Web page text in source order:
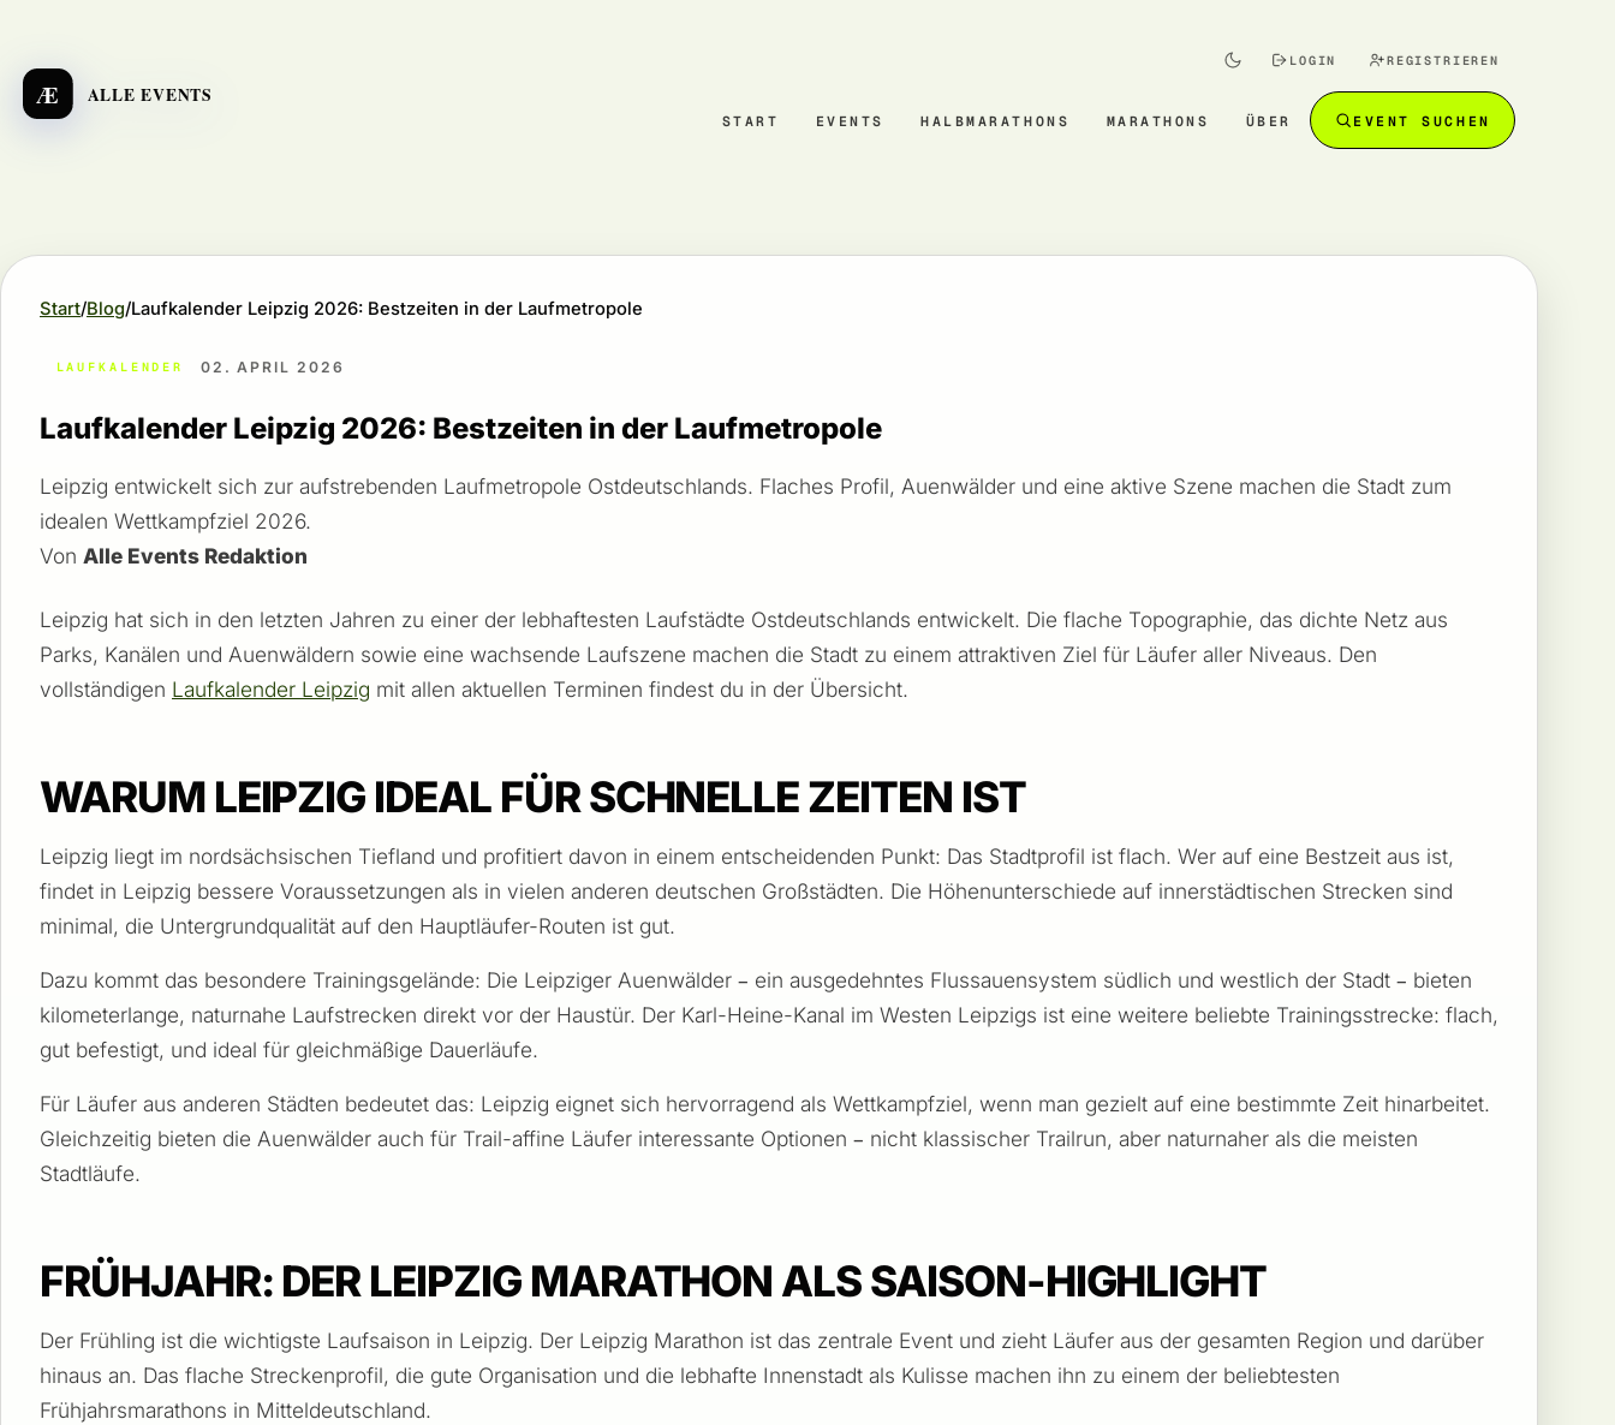
Æ ALLE EVENTS
LOGIN REGISTRIEREN
START EVENTS HALBMARATHONS MARATHONS ÜBER EVENT SUCHEN
Start Blog Laufkalender Leipzig 2026: Bestzeiten in der Laufmetropole
LAUFKALENDER 02. APRIL 2026
Laufkalender Leipzig 2026: Bestzeiten in der Laufmetropole
Leipzig entwickelt sich zur aufstrebenden Laufmetropole Ostdeutschlands. Flaches Profil, Auenwälder und eine aktive Szene machen die Stadt zum
idealen Wettkampfziel 2026.
Von Alle Events Redaktion
Leipzig hat sich in den letzten Jahren zu einer der lebhaftesten Laufstädte Ostdeutschlands entwickelt. Die flache Topographie, das dichte Netz aus
Parks, Kanälen und Auenwäldern sowie eine wachsende Laufszene machen die Stadt zu einem attraktiven Ziel für Läufer aller Niveaus. Den
vollständigen Laufkalender Leipzig mit allen aktuellen Terminen findest du in der Übersicht.
WARUM LEIPZIG IDEAL FÜR SCHNELLE ZEITEN IST
Leipzig liegt im nordsächsischen Tiefland und profitiert davon in einem entscheidenden Punkt: Das Stadtprofil ist flach. Wer auf eine Bestzeit aus ist,
findet in Leipzig bessere Voraussetzungen als in vielen anderen deutschen Großstädten. Die Höhenunterschiede auf innerstädtischen Strecken sind
minimal, die Untergrundqualität auf den Hauptläufer-Routen ist gut.
Dazu kommt das besondere Trainingsgelände: Die Leipziger Auenwälder – ein ausgedehntes Flussauensystem südlich und westlich der Stadt – bieten
kilometerlange, naturnahe Laufstrecken direkt vor der Haustür. Der Karl-Heine-Kanal im Westen Leipzigs ist eine weitere beliebte Trainingsstrecke: flach,
gut befestigt, und ideal für gleichmäßige Dauerläufe.
Für Läufer aus anderen Städten bedeutet das: Leipzig eignet sich hervorragend als Wettkampfziel, wenn man gezielt auf eine bestimmte Zeit hinarbeitet.
Gleichzeitig bieten die Auenwälder auch für Trail-affine Läufer interessante Optionen – nicht klassischer Trailrun, aber naturnaher als die meisten
Stadtläufe.
FRÜHJAHR: DER LEIPZIG MARATHON ALS SAISON-HIGHLIGHT
Der Frühling ist die wichtigste Laufsaison in Leipzig. Der Leipzig Marathon ist das zentrale Event und zieht Läufer aus der gesamten Region und darüber
hinaus an. Das flache Streckenprofil, die gute Organisation und die lebhafte Innenstadt als Kulisse machen ihn zu einem der beliebtesten
Frühjahrsmarathons in Mitteldeutschland.